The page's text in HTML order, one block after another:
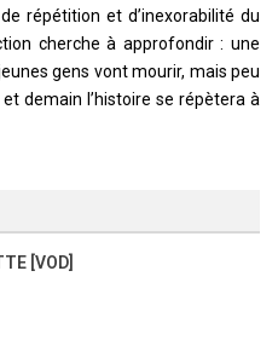
répétition et d’inexorabilité du
cherche à approfondir : une
gens vont mourir, mais peu
demain l’histoire se répètera à
[VOD]